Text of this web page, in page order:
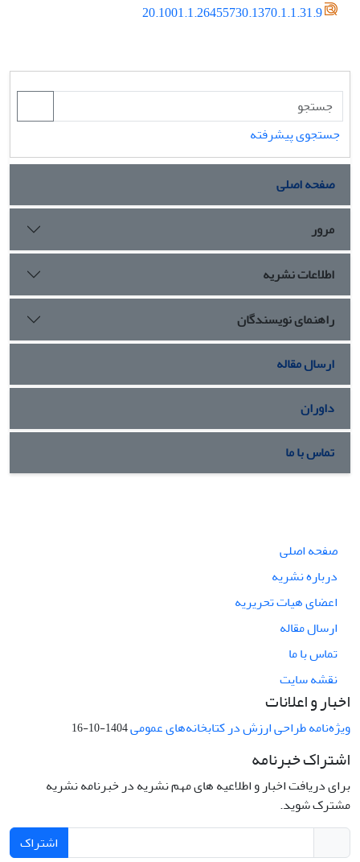
‎ 20.1001.1.26455730.1370.1.1.31.9
جستجوی پیشرفته
صفحه اصلی
مرور
اطلاعات نشریه
راهنمای نویسندگان
ارسال مقاله
داوران
تماس با ما
صفحه اصلی
درباره نشریه
اعضای هیات تحریریه
ارسال مقاله
تماس با ما
نقشه سایت
اخبار و اعلانات
ویژه‌نامه طراحی ارزش در کتابخانه‌های عمومی1404-10-16
اشتراک خبرنامه
برای دریافت اخبار و اطلاعیه های مهم نشریه در خبرنامه نشریه
مشترک شوید.
اشتراک